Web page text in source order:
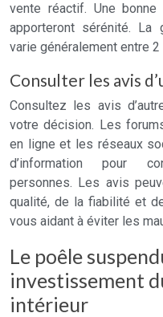
vente réactif. Une
apporteront sérénité. La
varie généralement entre 2
Consulter les avis
Consultez les avis
votre décision. Les
en ligne et les réseaux
d’information pour
personnes. Les avis
qualité, de la fiabilité et
vous aidant à éviter les
Le poêle
investissement
intérieur